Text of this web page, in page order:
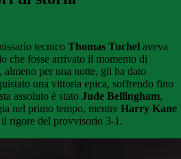
tecnico Thomas Tuchel aveva
che fosse arrivato il momento di
per una notte, gli ha dato
una vittoria epica, soffrendo fino
assoluto è stato Jude Bellingham,
nel primo tempo, mentre Harry Kane
rigore del provvisorio 3-1.